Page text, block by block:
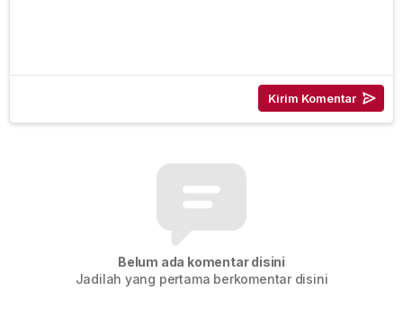
Belum ada komentar disini
Jadilah yang pertama berkomentar disini